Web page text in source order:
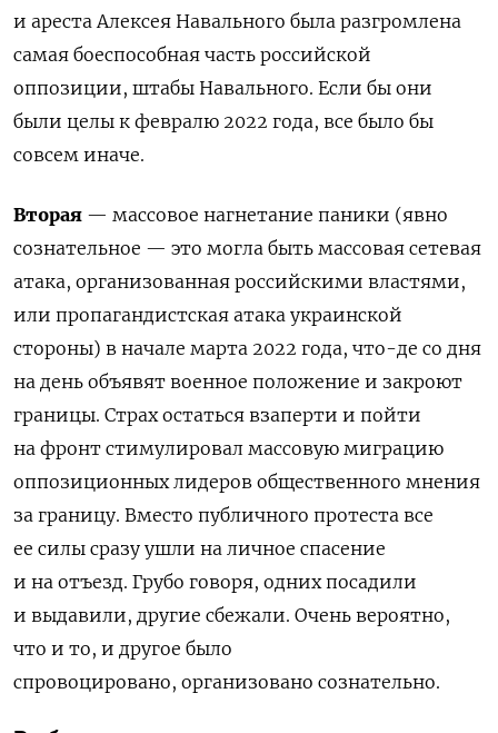
и ареста Алексея Навального была разгромлена
самая боеспособная часть российской
оппозиции, штабы Навального. Если бы они
были целы к февралю 2022 года, все было бы
совсем иначе.
Вторая — массовое нагнетание паники (явно
сознательное — это могла быть массовая сетевая
атака, организованная российскими властями,
или пропагандистская атака украинской
стороны) в начале марта 2022 года, что-де со дня
на день объявят военное положение и закроют
границы. Страх остаться взаперти и пойти
на фронт стимулировал массовую миграцию
оппозиционных лидеров общественного мнения
за границу. Вместо публичного протеста все
ее силы сразу ушли на личное спасение
и на отъезд. Грубо говоря, одних посадили
и выдавили, другие сбежали. Очень вероятно,
что и то, и другое было
спровоцировано, организовано сознательно.